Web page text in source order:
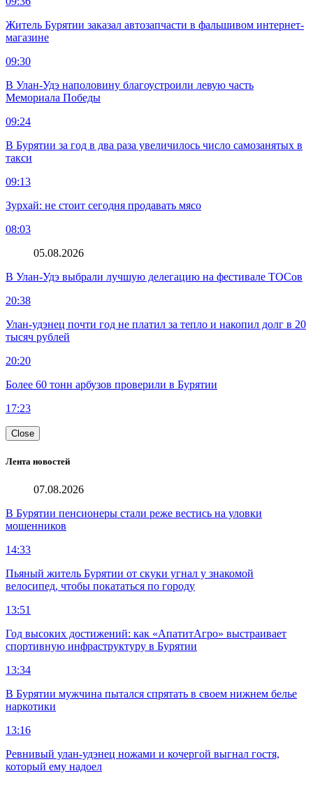
Житель Бурятии заказал автозапчасти в фальшивом интернет-
магазине
09:30
В Улан-Удэ наполовину благоустроили левую часть
Мемориала Победы
09:24
В Бурятии за год в два раза увеличилось число самозанятых в
такси
09:13
Зурхай: не стоит сегодня продавать мясо
08:03
05.08.2026
В Улан-Удэ выбрали лучшую делегацию на фестивале ТОСов
20:38
Улан-удэнец почти год не платил за тепло и накопил долг в 20
тысяч рублей
20:20
Более 60 тонн арбузов проверили в Бурятии
17:23
Close
Лента новостей
07.08.2026
В Бурятии пенсионеры стали реже вестись на уловки
мошенников
14:33
Пьяный житель Бурятии от скуки угнал у знакомой
велосипед, чтобы покататься по городу
13:51
Год высоких достижений: как «АпатитАгро» выстраивает
спортивную инфраструктуру в Бурятии
13:34
В Бурятии мужчина пытался спрятать в своем нижнем белье
наркотики
13:16
Ревнивый улан-удэнец ножами и кочергой выгнал гостя,
который ему надоел